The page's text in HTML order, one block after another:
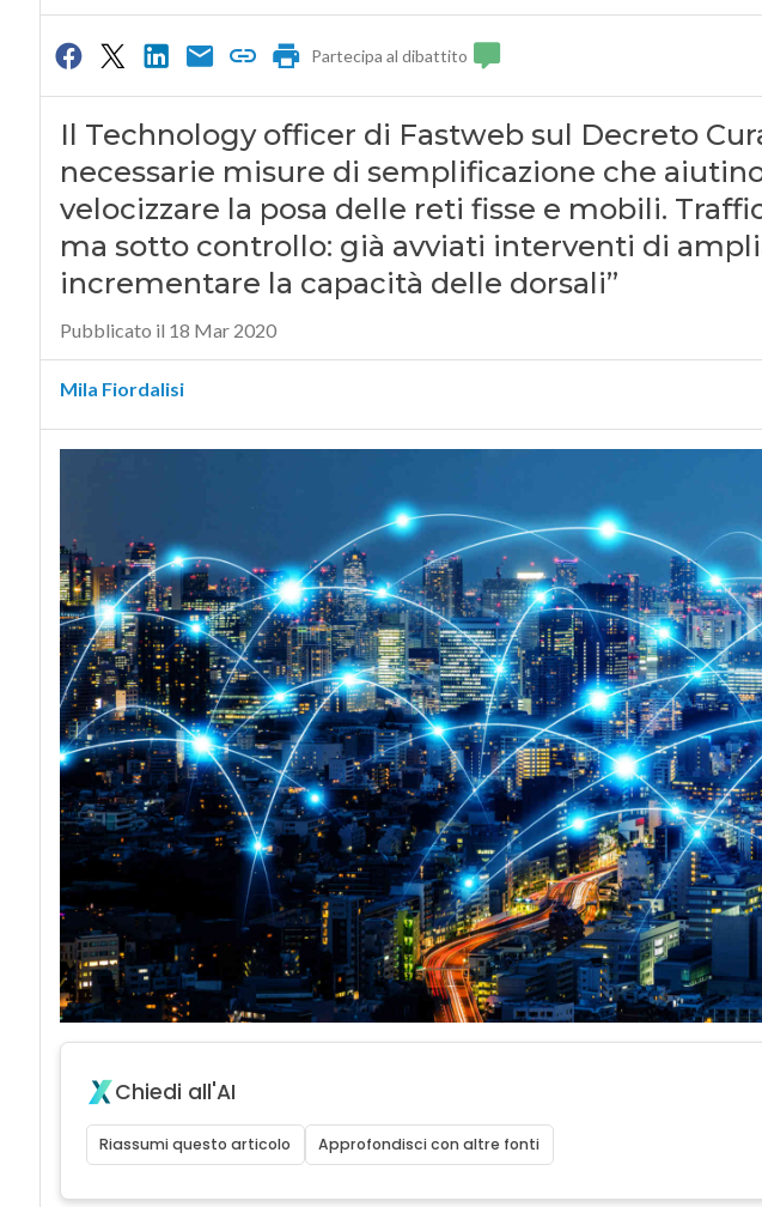
Partecipa al dibattito
Il Technology officer di Fastweb sul Decreto
necessarie misure di semplificazione che
velocizzare la posa delle reti fisse e mobili.
ma sotto controllo: già avviati interventi di
incrementare la capacità delle dorsali”
Pubblicato il 18 Mar 2020
Mila Fiordalisi
Chiedi all'AI
Riassumi questo articolo Approfondisci con altre fonti